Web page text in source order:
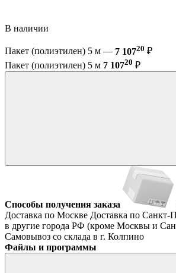
В наличии
Пакет (полиэтилен) 5 м — 7 10720 ₽
Пакет (полиэтилен) 5 м 7 10720 ₽
Способы получения заказа
Доставка по Москве Доставка по Санкт-
в другие города РФ (кроме Москвы и
Самовывоз со склада в г. Колпино
Файлы и программы